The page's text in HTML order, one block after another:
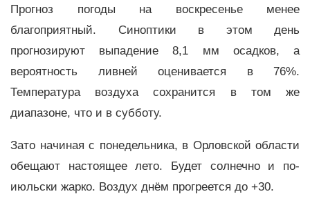
Прогноз погоды на воскресенье менее
благоприятный. Синоптики в этом день
прогнозируют выпадение 8,1 мм осадков, а
вероятность ливней оценивается в 76%.
Температура воздуха сохранится в том же
диапазоне, что и в субботу.
Зато начиная с понедельника, в Орловской области
обещают настоящее лето. Будет солнечно и по-
июльски жарко. Воздух днём прогреется до +30.